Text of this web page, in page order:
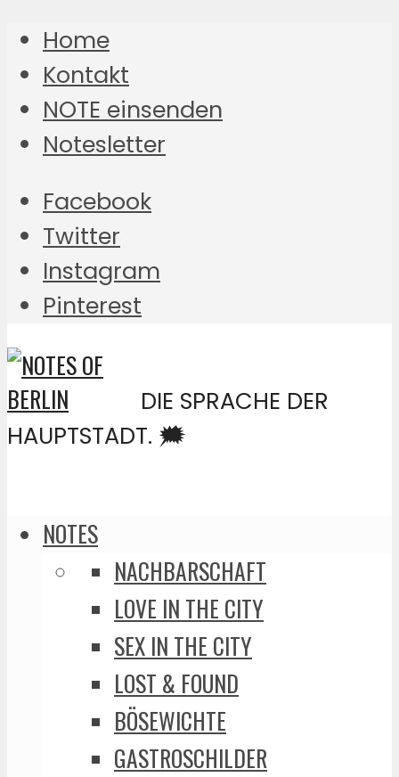
Home
Kontakt
NOTE einsenden
Notesletter
Facebook
Twitter
Instagram
Pinterest
DIE SPRACHE DER
HAUPTSTADT. 🗯️
NOTES
NACHBARSCHAFT
LOVE IN THE CITY
SEX IN THE CITY
LOST & FOUND
BÖSEWICHTE
GASTROSCHILDER